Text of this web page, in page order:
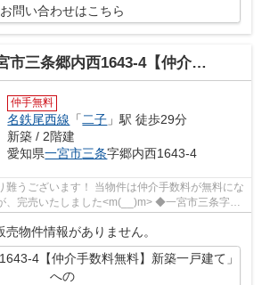
お問い合わせはこちら
三条郷内西1643-4【仲介手数料無料】新築一戸建て
仲手無料
名鉄尾西線 「二子 」駅 徒歩29分
新築 / 2階建
愛知県一宮市三条字郷内西1643-4
難うございます！ 当物件は仲介手数料が無料にな
たしました<m(__)m> ◆一宮市三条字郷
費...
売物件情報がありません。
4【仲介手数料無料】新築一戸建て」
への